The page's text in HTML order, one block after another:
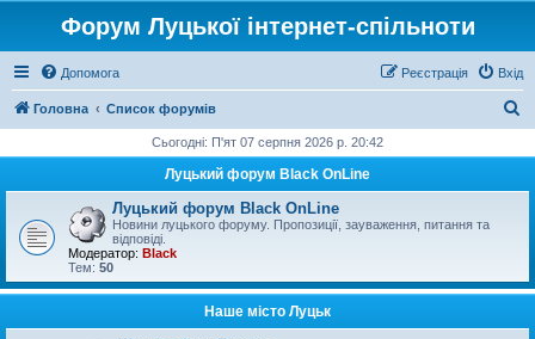
Форум Луцької інтернет-спільноти
Допомога Вхід
Реєстрація
Головна Список форумів
у
Сьогодні: П'ят 07 серпня 2026 р. 20:42
Луцький форум Black OnLine
Луцький форум Black OnLine
Новини луцького форуму. Пропозиції, зауваження, питання та
відповіді.
Модератор: Black
Тем: 50
Наше місто Луцьк